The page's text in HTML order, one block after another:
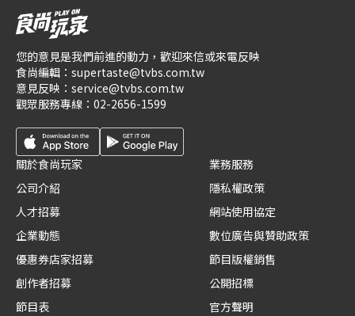
您的意見是我們前進的動力，歡迎來信或來電反映
食尚編輯： supertaste@tvbs.com.tw
意見反映： service@tvbs.com.tw
觀眾服務專線： 02-2656-1599
關於食尚玩家
公司介紹
人才招募
企業動態
優惠券店家招募
創作者招募
節目表
業務服務
隱私權政策
網站使用協定
數位廣告與贊助政策
節目版權銷售
公開招標
官方聲明